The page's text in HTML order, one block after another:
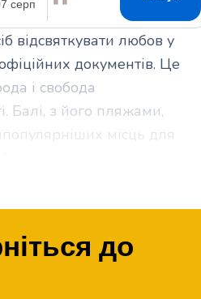
відсвяткувати любов у
документів. Це
і свобода
Балі, з його пляжами,
місць для
неї, які локації варто
день.
до